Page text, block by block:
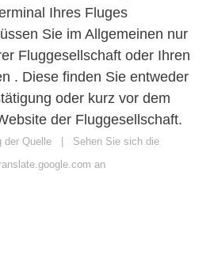
Ihres Fluges
Sie im Allgemeinen nur
Fluggesellschaft oder Ihren
. Diese finden Sie entweder
oder kurz vor dem
der Fluggesellschaft.
der Quelle | Sehen Sie sich die
an